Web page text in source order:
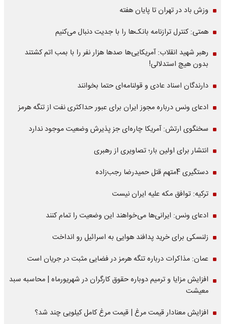
وزش باد در تهران تا پایان هفته
همتی: کنترل ترازنامه بانک‌ها را با جدیت دنبال می‌کنیم
رهبر شهید انقلاب: آمریکایی‌ها صدها هزار نفر را با بمب اتم کشتند
بدون هیچ استدلالی!
دارندگان اسناد عادی و قولنامه‌ای حتما بخوانند
ادعای ونس درباره مجوز ایران برای عبور حداکثری نفت از تنگه هرمز
سخنگوی ارتش: آمریکا چاره‌ای جز پذیرش وضعیت موجود ندارد
انتشار برای اولین بار؛ تصاویری از رهبری
دستگیری 4متهم قتل حمیدرضا رجب‌زاده
ترکیه: توافق مکه علیه ایران نیست
ادعای ونس: ایرانی‌ها می‌خواهند این وضعیت را تمام کنند
زلنسکی برای خرید پدافند هوایی به اسرائیل رو انداخت
عمان: مذاکرات درباره تنگه هرمز در فضایی مثبت در جریان است
افزایش مزایا و ترمیم دوباره حقوق کارگران در شهریورماه | محاسبه سبد
معیشت
افزایش معنادار قیمت مرغ | قیمت مرغ کامل کیلویی چند شد؟